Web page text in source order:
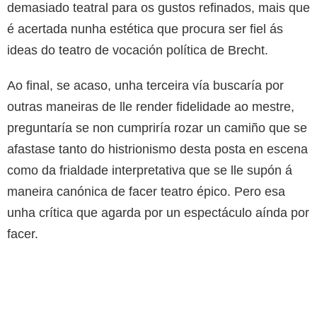
demasiado teatral para os gustos refinados, mais que
é acertada nunha estética que procura ser fiel ás
ideas do teatro de vocación política de Brecht.
Ao final, se acaso, unha terceira vía buscaría por
outras maneiras de lle render fidelidade ao mestre,
preguntaría se non cumpriría rozar un camiño que se
afastase tanto do histrionismo desta posta en escena
como da frialdade interpretativa que se lle supón á
maneira canónica de facer teatro épico. Pero esa
unha crítica que agarda por un espectáculo aínda por
facer.